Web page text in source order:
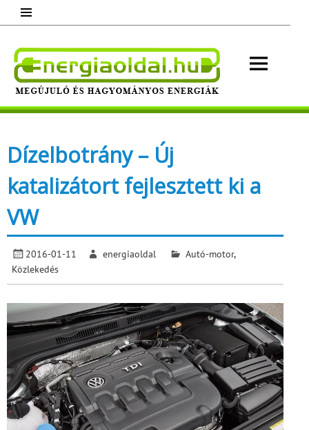
content
Megújuló és hagyományos energiák.
Dízelbotrány – Új
katalizátort fejlesztett ki a
VW
2016-01-11 energiaoldal Autó-motor,
Közlekedés